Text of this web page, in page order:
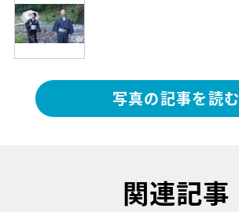
写真の記事を読む
関連記事